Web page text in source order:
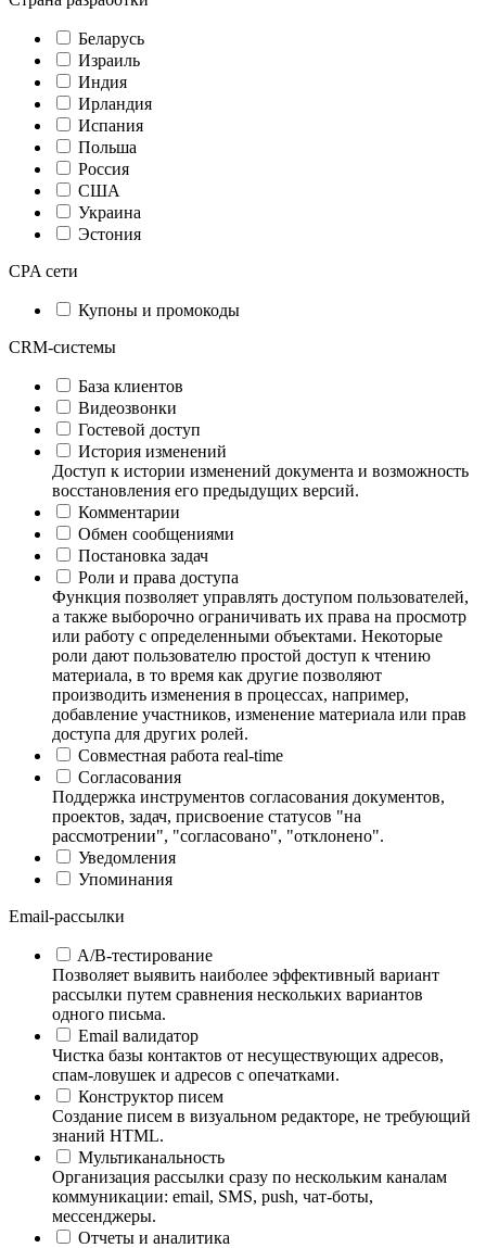
Беларусь
Израиль
Индия
Ирландия
Испания
Польша
Россия
США
Украина
Эстония
CPA сети
Купоны и промокоды
CRM-системы
База клиентов
Видеозвонки
Гостевой доступ
История изменений
Доступ к истории изменений документа и возможность
восстановления его предыдущих версий.
Комментарии
Обмен сообщениями
Постановка задач
Роли и права доступа
Функция позволяет управлять доступом пользователей,
а также выборочно ограничивать их права на просмотр
или работу с определенными объектами. Некоторые
роли дают пользователю простой доступ к чтению
материала, в то время как другие позволяют
производить изменения в процессах, например,
добавление участников, изменение материала или прав
доступа для других ролей.
Совместная работа real-time
Согласования
Поддержка инструментов согласования документов,
проектов, задач, присвоение статусов "на
рассмотрении", "согласовано", "отклонено".
Уведомления
Упоминания
Email-рассылки
A/B-тестирование
Позволяет выявить наиболее эффективный вариант
рассылки путем сравнения нескольких вариантов
одного письма.
Email валидатор
Чистка базы контактов от несуществующих адресов,
спам-ловушек и адресов с опечатками.
Конструктор писем
Создание писем в визуальном редакторе, не требующий
знаний HTML.
Мультиканальность
Организация рассылки сразу по нескольким каналам
коммуникации: email, SMS, push, чат-боты,
мессенджеры.
Отчеты и аналитика